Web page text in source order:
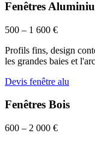
Fenêtres
500 – 1 600 €
Profils fins, design
les grandes baies et
Devis fenêtre alu
Fenêtres Bois
600 – 2 000 €